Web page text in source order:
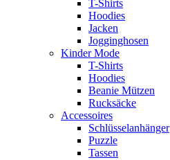
T-Shirts
Hoodies
Jacken
Jogginghosen
Kinder Mode
T-Shirts
Hoodies
Beanie Mützen
Rucksäcke
Accessoires
Schlüsselanhänger
Puzzle
Tassen